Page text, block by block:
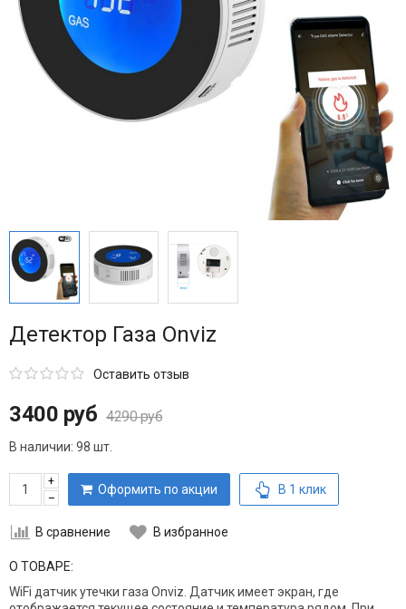
Детектор Газа Onviz
Оставить отзыв
3400 руб 4290 руб
В наличии: 98 шт.
+
–
Оформить по акции В 1 клик
В сравнение В избранное
О ТОВАРЕ:
WiFi датчик утечки газа Onviz. Датчик имеет экран, где